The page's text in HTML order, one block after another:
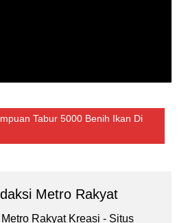
Tabur 5000 Benih Ikan Di
Metro Rakyat
Metro Rakyat Kreasi - Situs